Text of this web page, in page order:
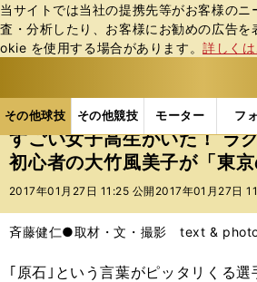
当サイトでは当社の提携先等がお客様のニ
査・分析したり、お客様にお勧めの広告を
okie を使⽤する場合があります。詳しく
その他球技 その他競技 モーター フ
ス
ポ
ル
バ
その他球技の記事一覧 ラグビ
すごい女子高生がいた！ ラ
初心者の大竹風美子が「東
2017年01月27日 11:25 公開 2017年01月27日
斉藤健仁●取材・文・撮影 text &
｢原石｣という言葉がピッタリくる選